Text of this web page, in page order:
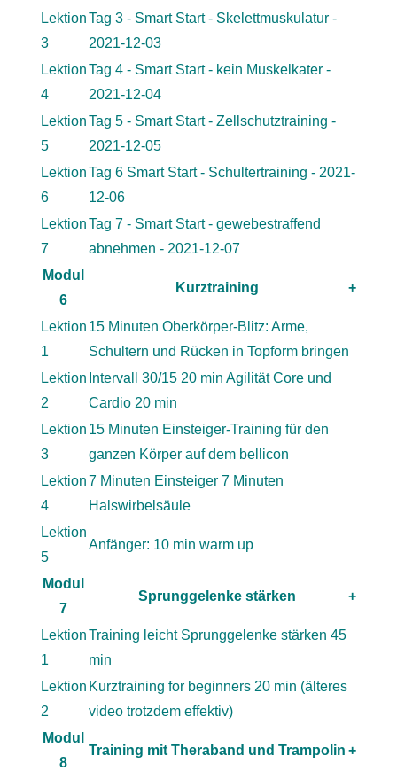
Lektion
3
Tag 3 - Smart Start - Skelettmuskulatur -
2021-12-03
Lektion
4
Tag 4 - Smart Start - kein Muskelkater -
2021-12-04
Lektion
5
Tag 5 - Smart Start - Zellschutztraining -
2021-12-05
Lektion
6
Tag 6 Smart Start - Schultertraining - 2021-
12-06
Lektion
7
Tag 7 - Smart Start - gewebestraffend
abnehmen - 2021-12-07
Modul
6
Kurztraining +
Lektion
1
15 Minuten Oberkörper-Blitz: Arme,
Schultern und Rücken in Topform bringen
Lektion
2
Intervall 30/15 20 min Agilität Core und
Cardio 20 min
Lektion
3
15 Minuten Einsteiger-Training für den
ganzen Körper auf dem bellicon
Lektion
4
7 Minuten Einsteiger 7 Minuten
Halswirbelsäule
Lektion
5
Anfänger: 10 min warm up
Modul
7
Sprunggelenke stärken +
Lektion
1
Training leicht Sprunggelenke stärken 45
min
Lektion
2
Kurztraining for beginners 20 min (älteres
video trotzdem effektiv)
Modul
8
Training mit Theraband und Trampolin +